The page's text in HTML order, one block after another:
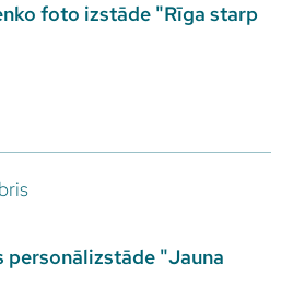
foto izstāde "Rīga starp
personālizstāde "Jauna